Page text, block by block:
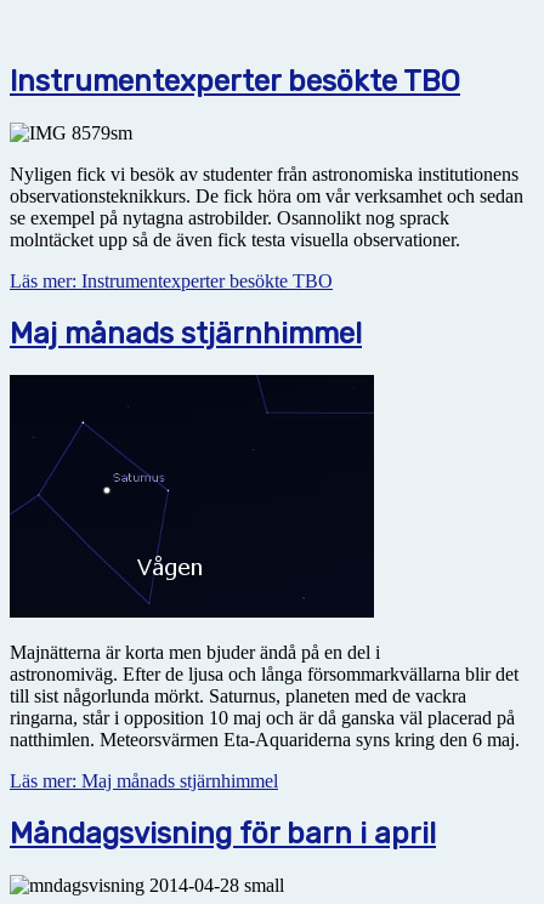
Instrumentexperter besökte TBO
Nyligen fick vi besök av studenter från astronomiska institutionens
observationsteknikkurs. De fick höra om vår verksamhet och sedan
se exempel på nytagna astrobilder. Osannolikt nog sprack
molntäcket upp så de även fick testa visuella observationer.
Läs mer: Instrumentexperter besökte TBO
Maj månads stjärnhimmel
Majnätterna är korta men bjuder ändå på en del i
astronomiväg. Efter de ljusa och långa försommarkvällarna blir det
till sist någorlunda mörkt. Saturnus, planeten med de vackra
ringarna, står i opposition 10 maj och är då ganska väl placerad på
natthimlen. Meteorsvärmen Eta-Aquariderna syns kring den 6 maj.
Läs mer: Maj månads stjärnhimmel
Måndagsvisning för barn i april